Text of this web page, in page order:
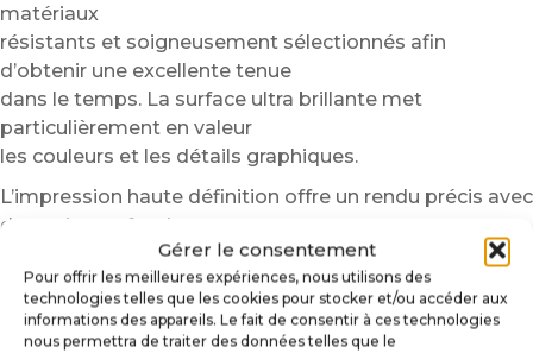
Gérer le consentement
Pour offrir les meilleures expériences, nous utilisons des
technologies telles que les cookies pour stocker et/ou accéder aux
informations des appareils. Le fait de consentir à ces technologies
nous permettra de traiter des données telles que le
matériaux
résistants et soigneusement sélectionnés afin
d’obtenir une excellente tenue
dans le temps. La surface ultra brillante met
particulièrement en valeur
les couleurs et les détails graphiques.
L’impression haute définition offre un rendu précis avec
des noirs profonds,
des contours nets et des couleurs vibrantes.
De plus, les matériaux résistent aux frottements, aux
manipulations régulières
et aux nettoyages classiques liés à l’entretien du